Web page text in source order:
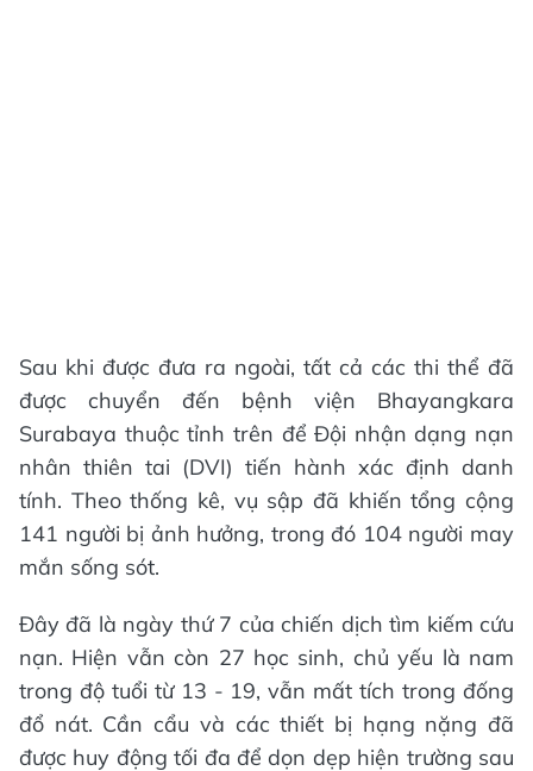
Sau khi được đưa ra ngoài, tất cả các thi thể đã
được chuyển đến bệnh viện Bhayangkara
Surabaya thuộc tỉnh trên để Đội nhận dạng nạn
nhân thiên tai (DVI) tiến hành xác định danh
tính. Theo thống kê, vụ sập đã khiến tổng cộng
141 người bị ảnh hưởng, trong đó 104 người may
mắn sống sót.
Đây đã là ngày thứ 7 của chiến dịch tìm kiếm cứu
nạn. Hiện vẫn còn 27 học sinh, chủ yếu là nam
trong độ tuổi từ 13 - 19, vẫn mất tích trong đống
đổ nát. Cần cẩu và các thiết bị hạng nặng đã
được huy động tối đa để dọn dẹp hiện trường sau